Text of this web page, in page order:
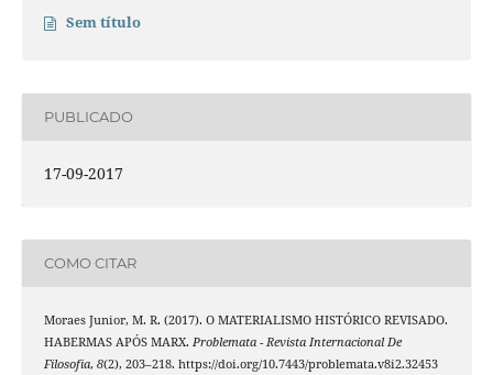
Sem título
PUBLICADO
17-09-2017
COMO CITAR
Moraes Junior, M. R. (2017). O MATERIALISMO HISTÓRICO REVISADO.
HABERMAS APÓS MARX. Problemata - Revista Internacional De
Filosofia, 8(2), 203–218. https://doi.org/10.7443/problemata.v8i2.32453